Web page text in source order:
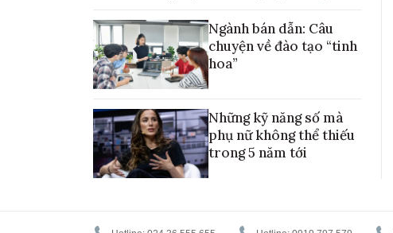
Ngành bán dẫn: Câu
chuyện về đào tạo “tinh
hoa”
Những kỹ năng số mà
phụ nữ không thể thiếu
trong 5 năm tới